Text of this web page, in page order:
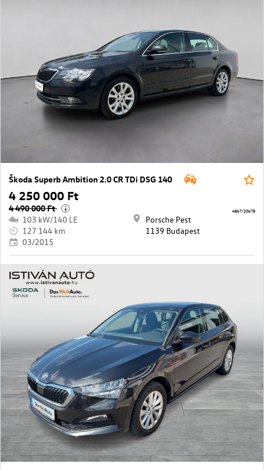
Škoda Superb Ambition 2.0 CR TDi DSG 140
4 250 000 Ft
4 490 000 Ft i
103 kW/140 LE
127 144 km
03/2015
Porsche Pest
1139 Budapest
4867/20678